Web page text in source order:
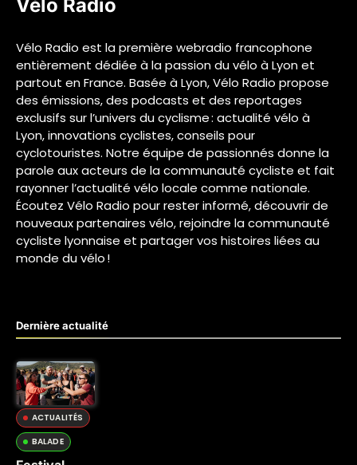
Vélo Radio
Vélo Radio est la première webradio francophone
entièrement dédiée à la passion du vélo à Lyon et
partout en France. Basée à Lyon, Vélo Radio propose
des émissions, des podcasts et des reportages
exclusifs sur l’univers du cyclisme : actualité vélo à
Lyon, innovations cyclistes, conseils pour
cyclotouristes. Notre équipe de passionnés donne la
parole aux acteurs de la communauté cycliste et fait
rayonner l’actualité vélo locale comme nationale.
Écoutez Vélo Radio pour rester informé, découvrir de
nouveaux partenaires vélo, rejoindre la communauté
cycliste lyonnaise et partager vos histoires liées au
monde du vélo !
Dernière actualité
ACTUALITÉS
BALADE